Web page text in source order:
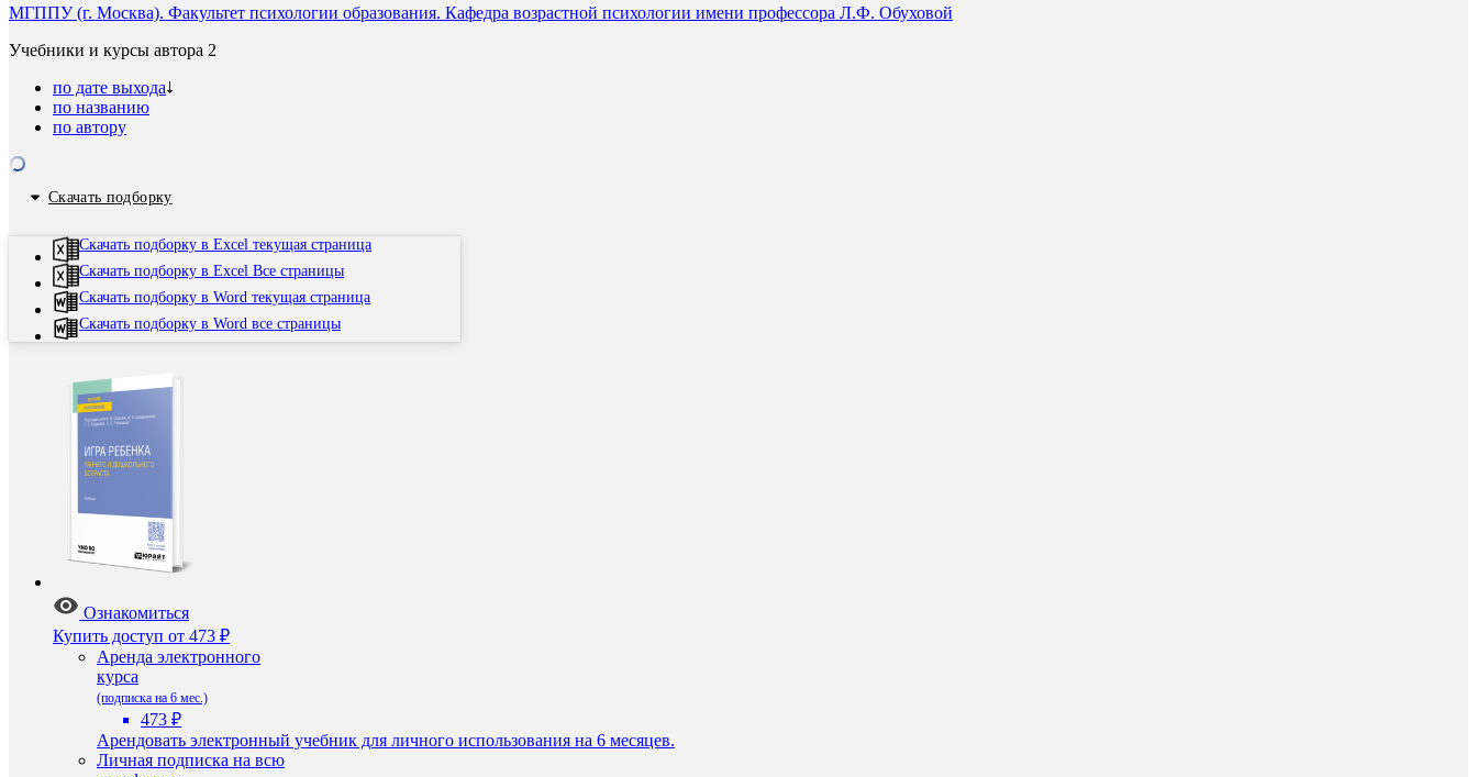
МГППУ (г. Москва). Факультет психологии образования. Кафедра возрастной психологии имени профессора Л.Ф. Обуховой
Учебники и курсы автора 2
по дате выхода
по названию
по автору
Скачать подборку
Скачать подборку в Excel текущая страница
Скачать подборку в Excel Все страницы
Скачать подборку в Word текущая страница
Скачать подборку в Word все страницы
Ознакомиться
Купить доступ от 473 ₽
Аренда электронного
курса
(подписка на 6 мес.)
473 ₽
Арендовать электронный учебник для личного использования на 6 месяцев.
Личная подписка на всю